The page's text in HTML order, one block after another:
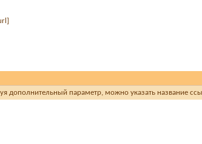
дополнительный параметр, можно указать название